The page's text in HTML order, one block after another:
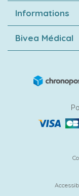
Informations
Bivea Médical